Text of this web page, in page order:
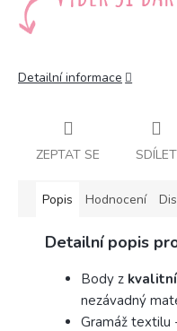
Detailní informace
ZEPTAT SE SDÍLET
Popis Hodnocení
Detailní popis
Body z
nezávadný
Gramáž textilu